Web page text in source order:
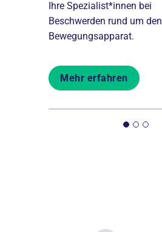
Ihre Spezialist*innen bei
Beschwerden rund um den
Bewegungsapparat.
Mehr erfahren